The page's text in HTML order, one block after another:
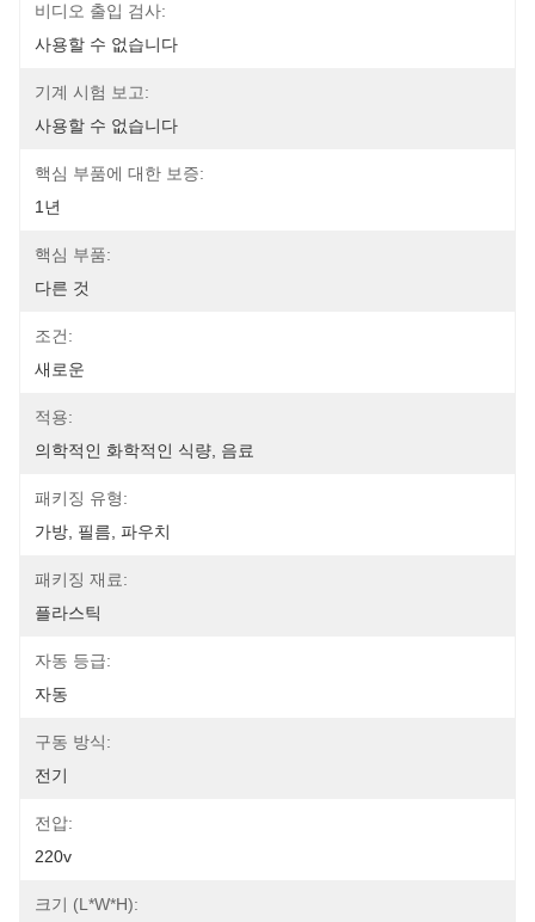
비디오 출입 검사:
사용할 수 없습니다
기계 시험 보고:
사용할 수 없습니다
핵심 부품에 대한 보증:
1년
핵심 부품:
다른 것
조건:
새로운
적용:
의학적인 화학적인 식량, 음료
패키징 유형:
가방, 필름, 파우치
패키징 재료:
플라스틱
자동 등급:
자동
구동 방식:
전기
전압:
220v
크기 (L*W*H):